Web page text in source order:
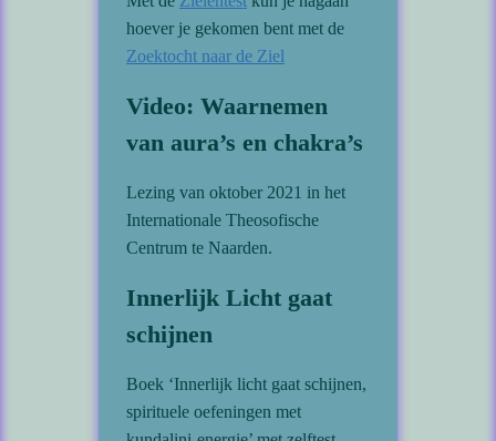
hoever je gekomen bent met de
Zoektocht naar de Ziel
Video: Waarnemen
van aura’s en chakra’s
Lezing van oktober 2021 in het
Internationale Theosofische
Centrum te Naarden.
Innerlijk Licht gaat
schijnen
Boek ‘Innerlijk licht gaat schijnen,
spirituele oefeningen met